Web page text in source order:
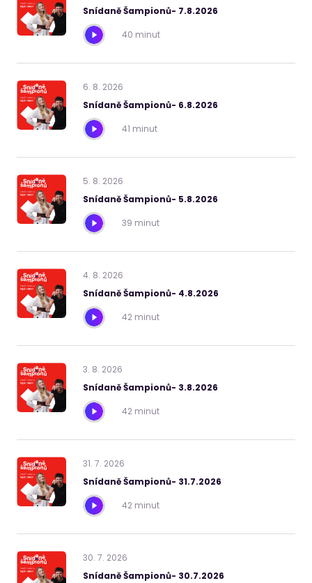
Snídaně Šampionů- 7.8.2026
40 minut
6. 8. 2026
Snídaně Šampionů- 6.8.2026
41 minut
5. 8. 2026
Snídaně Šampionů- 5.8.2026
39 minut
4. 8. 2026
Snídaně Šampionů- 4.8.2026
42 minut
3. 8. 2026
Snídaně Šampionů- 3.8.2026
42 minut
31. 7. 2026
Snídaně Šampionů- 31.7.2026
42 minut
30. 7. 2026
Snídaně Šampionů- 30.7.2026